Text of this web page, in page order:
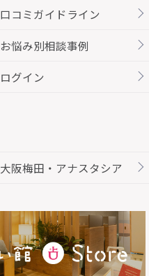
口コミガイドライン
お悩み別相談事例
ログイン
大阪梅田・アナスタシア